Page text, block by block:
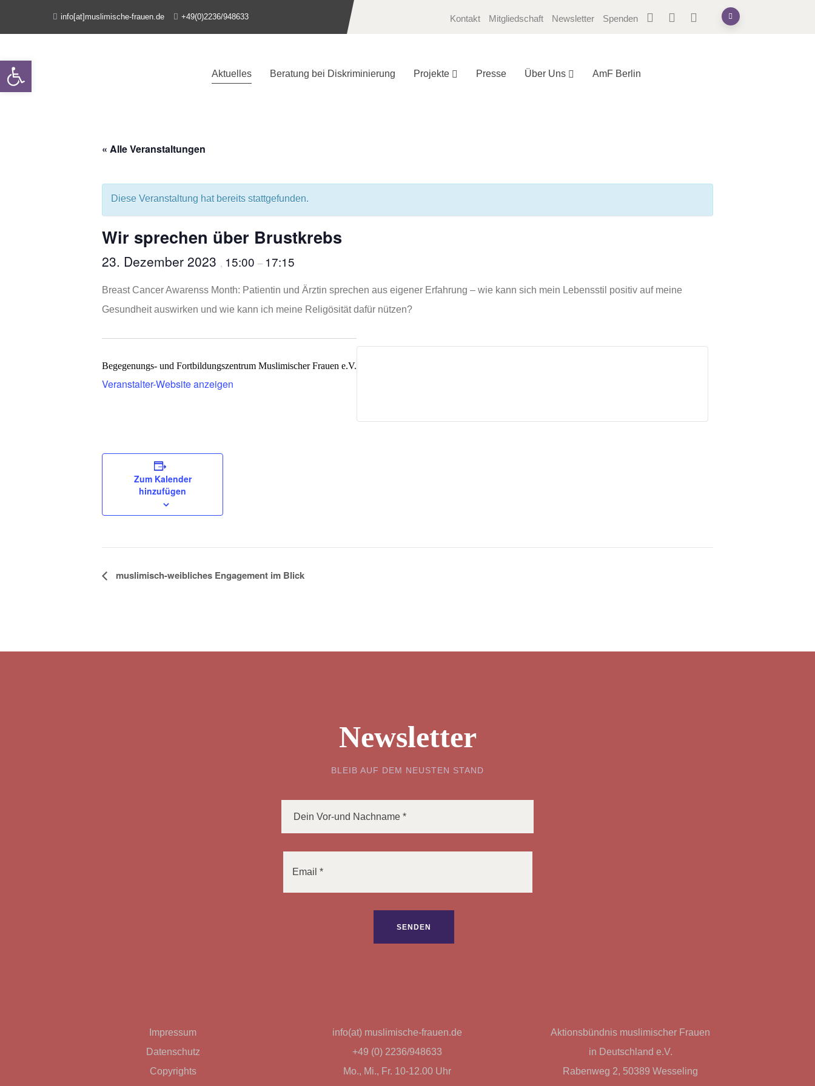
info[at]muslimische-frauen.de +49(0)2236/948633 Kontakt Mitgliedschaft Newsletter Spenden
Aktuelles Beratung bei Diskriminierung Projekte Presse Über Uns AmF Berlin
« Alle Veranstaltungen
Diese Veranstaltung hat bereits stattgefunden.
Wir sprechen über Brustkrebs
23. Dezember 2023 , 15:00 – 17:15
Breast Cancer Awarenss Month: Patientin und Ärztin sprechen aus eigener Erfahrung – wie kann sich mein Lebensstil positiv auf meine
Gesundheit auswirken und wie kann ich meine Religösität dafür nützen?
Begegenungs- und Fortbildungszentrum Muslimischer Frauen e.V.
Veranstalter-Website anzeigen
Zum Kalender
hinzufügen
Veranstaltung
muslimisch-weibliches Engagement im Blick
Newsletter
BLEIB AUF DEM NEUSTEN STAND
Impressum
Datenschutz
Copyrights
info(at) muslimische-frauen.de
+49 (0) 2236/948633
Mo., Mi., Fr. 10-12.00 Uhr
Aktionsbündnis muslimischer Frauen
in Deutschland e.V.
Rabenweg 2, 50389 Wesseling
Open toolbar